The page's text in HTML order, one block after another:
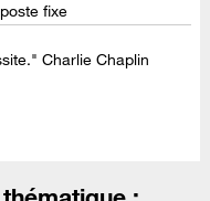
fixe
Charlie Chaplin